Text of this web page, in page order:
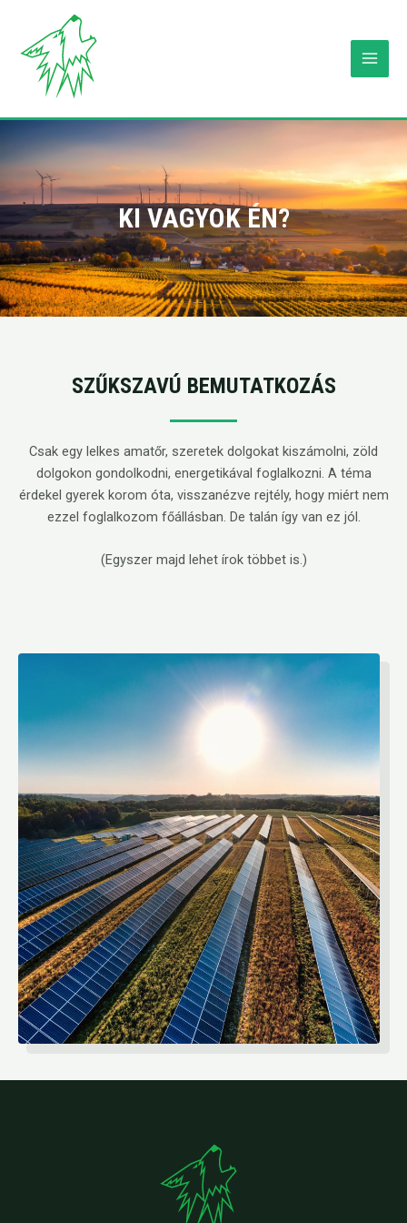
KI VAGYOK ÉN?
SZŰKSZAVÚ BEMUTATKOZÁS
Csak egy lelkes amatőr, szeretek dolgokat kiszámolni, zöld
dolgokon gondolkodni, energetikával foglalkozni. A téma
érdekel gyerek korom óta, visszanézve rejtély, hogy miért nem
ezzel foglalkozom főállásban. De talán így van ez jól.
(Egyszer majd lehet írok többet is.)